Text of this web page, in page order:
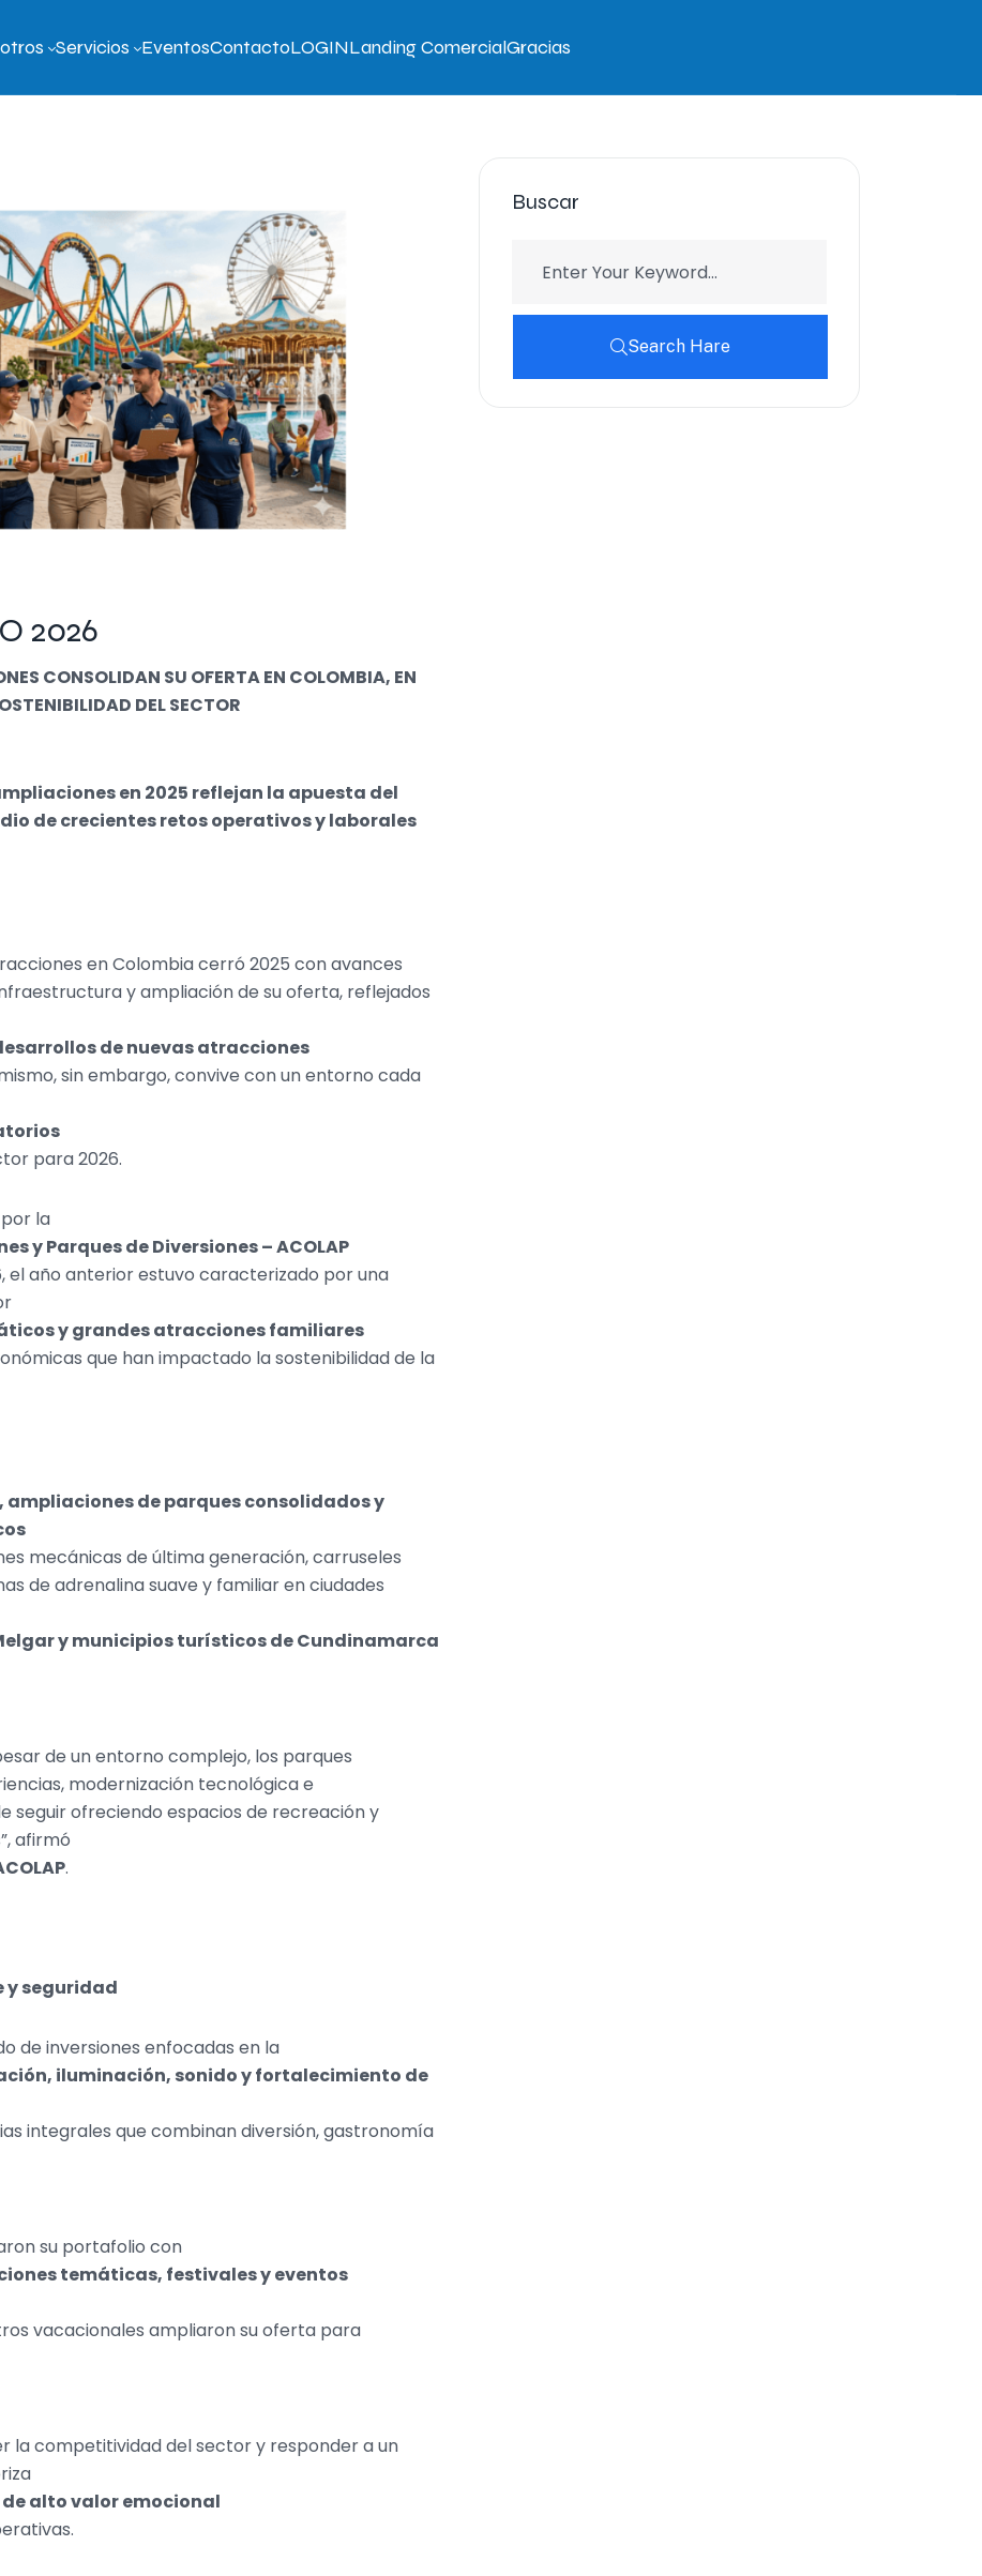
Servicios EventosContactoLOGINLanding ComercialGracias
2026
CONSOLIDAN SU OFERTA EN COLOMBIA, EN
DEL SECTOR
en 2025 reflejan la apuesta del
de crecientes retos operativos y laborales
en Colombia cerró 2025 con avances
y ampliación de su oferta, reflejados
de nuevas atracciones
sin embargo, convive con un entorno cada
para 2026.
la
y Parques de Diversiones – ACOLAP
el año anterior estuvo caracterizado por una
y grandes atracciones familiares
que han impactado la sostenibilidad de la
de parques consolidados y
mecánicas de última generación, carruseles
de adrenalina suave y familiar en ciudades
y municipios turísticos de Cundinamarca
de un entorno complejo, los parques
modernización tecnológica e
seguir ofreciendo espacios de recreación y
afirmó
.
y seguridad
de inversiones enfocadas en la
iluminación, sonido y fortalecimiento de
integrales que combinan diversión, gastronomía
su portafolio con
temáticas, festivales y eventos
vacacionales ampliaron su oferta para
la competitividad del sector y responder a un
alto valor emocional
Buscar
Search Hare